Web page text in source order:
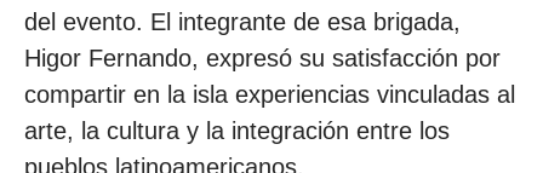
del evento. El integrante de esa brigada,
Higor Fernando, expresó su satisfacción por
compartir en la isla experiencias vinculadas al
arte, la cultura y la integración entre los
pueblos latinoamericanos.